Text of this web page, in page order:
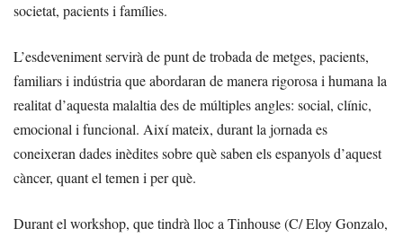
societat, pacients i famílies.
L’esdeveniment servirà de punt de trobada de metges, pacients,
familiars i indústria que abordaran de manera rigorosa i humana la
realitat d’aquesta malaltia des de múltiples angles: social, clínic,
emocional i funcional. Així mateix, durant la jornada es
coneixeran dades inèdites sobre què saben els espanyols d’aquest
càncer, quant el temen i per què.
Durant el workshop, que tindrà lloc a Tinhouse (C/ Eloy Gonzalo,